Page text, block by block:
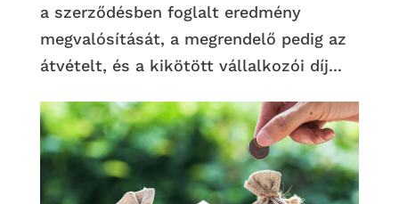
a szerződésben foglalt eredmény
megvalósítását, a megrendelő pedig az
átvételt, és a kikötött vállalkozói díj...